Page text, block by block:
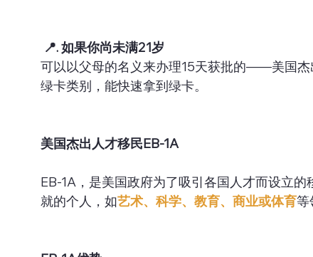
📍. 如果你尚未满21岁
可以以父母的名义来办理15天获批的——美国杰
绿卡类别，能快速拿到绿卡。
美国杰出人才移民EB-1A
EB-1A，是美国政府为了吸引各国人才而设立
就的个人，如艺术、科学、教育、商业或体育等